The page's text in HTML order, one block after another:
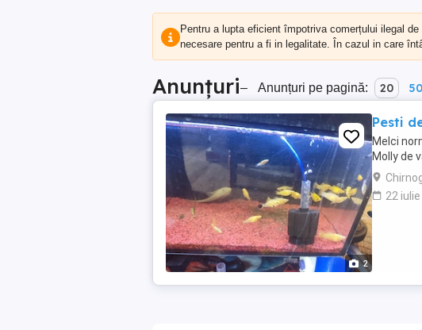
Pentru a lupta eficient împotriva comerțului ilegal
necesare pentru a fi in legalitate. În cazul in care
Anunțuri– Anunțuri pe pagină: 20 50
2
Pesti
Melci
Molly de
22 iulie